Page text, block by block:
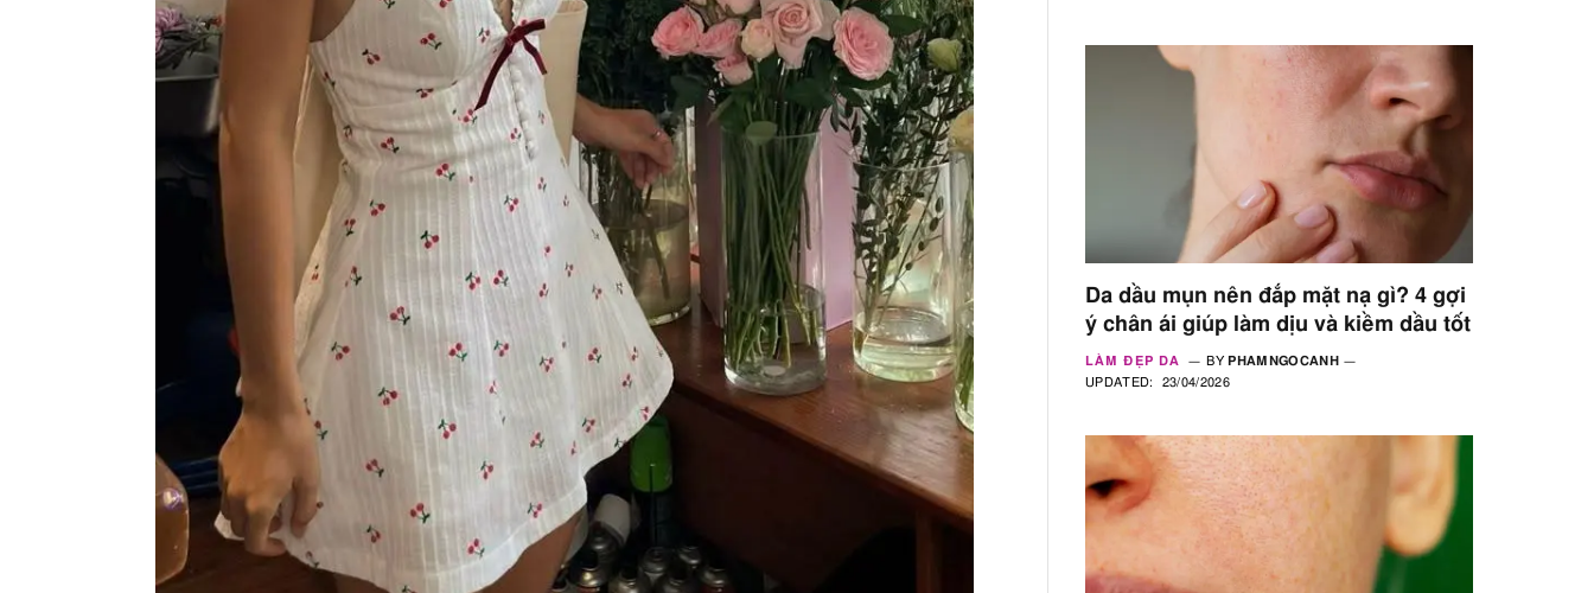
Da dầu mụn nên đắp mặt nạ gì? 4 gợi
ý chân ái giúp làm dịu và kiềm dầu tốt
LÀM ĐẸP DA BY PHAMNGOCANH
UPDATED:
23/04/2026